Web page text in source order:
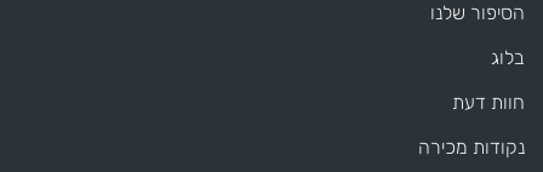
הסיפור שלנו
בלוג
חוות דעת
נקודות מכירה